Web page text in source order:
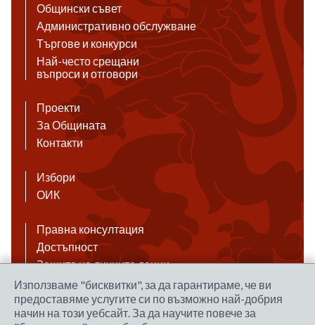
Общински съвет
Административно обслужване
Търгове и конкурси
Най-често срещани
въпроси и отговори
Проекти
За Общината
Контакти
Избори
ОИК
Правна консултация
Достъпност
Защита на личните данни
Антикорупция
Връзки
Използваме "бисквитки", за да гарантираме, че ви
предоставяме услугите си по възможно най-добрия
начин на този уебсайт. За да научите повече за